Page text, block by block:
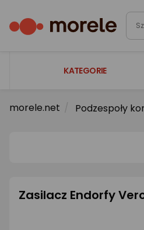
KATEGORIE
Laptopy
Smartfony i smartwatche
morele.net Podzespoły
Zasilacz Endorfy